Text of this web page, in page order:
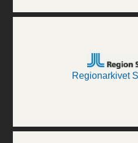
Regionarkivet